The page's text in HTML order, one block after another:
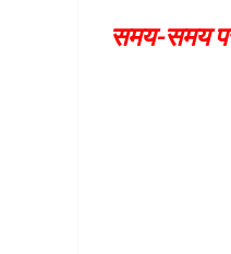
समय-समय पर